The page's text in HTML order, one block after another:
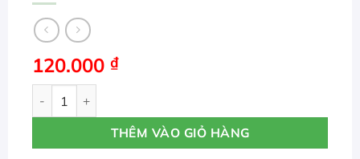
120.000 ₫
THÊM VÀO GIỎ HÀNG